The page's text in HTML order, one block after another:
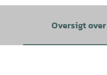
Oversigt over